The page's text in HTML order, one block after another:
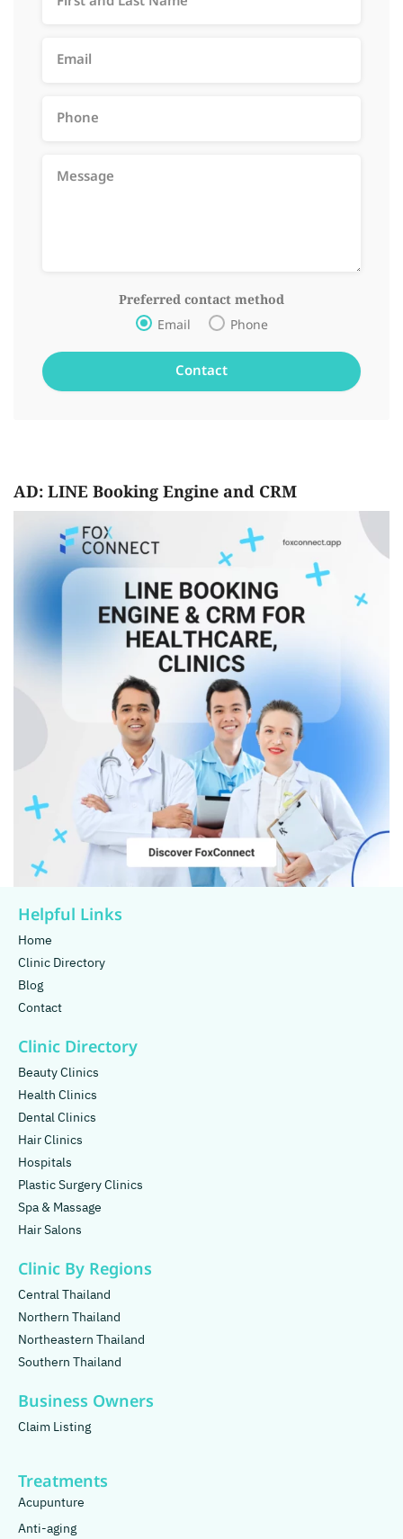
Preferred contact method
Email Phone
AD: LINE Booking Engine and CRM
Helpful Links
Home
Clinic Directory
Blog
Contact
Clinic Directory
Beauty Clinics
Health Clinics
Dental Clinics
Hair Clinics
Hospitals
Plastic Surgery Clinics
Spa & Massage
Hair Salons
Clinic By Regions
Central Thailand
Northern Thailand
Northeastern Thailand
Southern Thailand
Business Owners
Claim Listing
Treatments
Acupunture
Anti-aging